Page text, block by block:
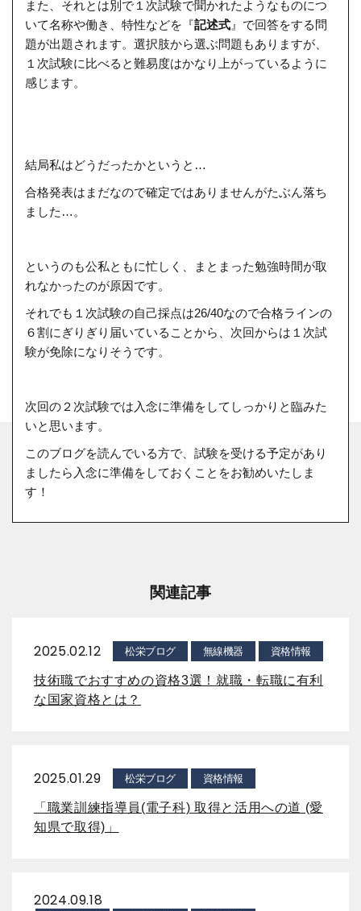
また、それとは別で１次試験で聞かれたようなものにつ
いて名称や働き、特性などを『記述式』で回答をする問
題が出題されます。選択肢から選ぶ問題もありますが、
１次試験に比べると難易度はかなり上がっているように
感じます。
結局私はどうだったかというと…
合格発表はまだなので確定ではありませんがたぶん落ち
ました…。
というのも公私ともに忙しく、まとまった勉強時間が取
れなかったのが原因です。
それでも１次試験の自己採点は26/40なので合格ラインの
６割にぎりぎり届いていることから、次回からは１次試
験が免除になりそうです。
次回の２次試験では入念に準備をしてしっかりと臨みた
いと思います。
このブログを読んでいる方で、試験を受ける予定があり
ましたら入念に準備をしておくことをお勧めいたしま
す！
関連記事
2025.02.12 松栄ブログ 無線機器 資格情報
技術職でおすすめの資格3選！就職・転職に有利
な国家資格とは？
2025.01.29 松栄ブログ 資格情報
「職業訓練指導員(電子科) 取得と活用への道 (愛
知県で取得)」
2024.09.18